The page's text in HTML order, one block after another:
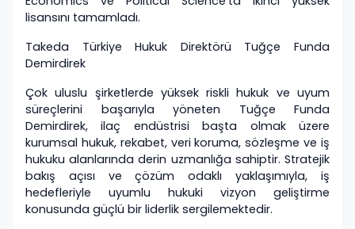
lisansını tamamladı.
Takeda Türkiye Hukuk Direktörü Tuğçe Funda
Demirdirek
Çok uluslu şirketlerde yüksek riskli hukuk ve uyum
süreçlerini başarıyla yöneten Tuğçe Funda
Demirdirek, ilaç endüstrisi başta olmak üzere
kurumsal hukuk, rekabet, veri koruma, sözleşme ve iş
hukuku alanlarında derin uzmanlığa sahiptir. Stratejik
bakış açısı ve çözüm odaklı yaklaşımıyla, iş
hedefleriyle uyumlu hukuki vizyon geliştirme
konusunda güçlü bir liderlik sergilemektedir.